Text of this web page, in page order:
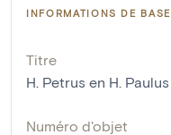
INFORMATIONS DE BASE
Titre
H. Petrus en H. Paulus
Numéro d'objet